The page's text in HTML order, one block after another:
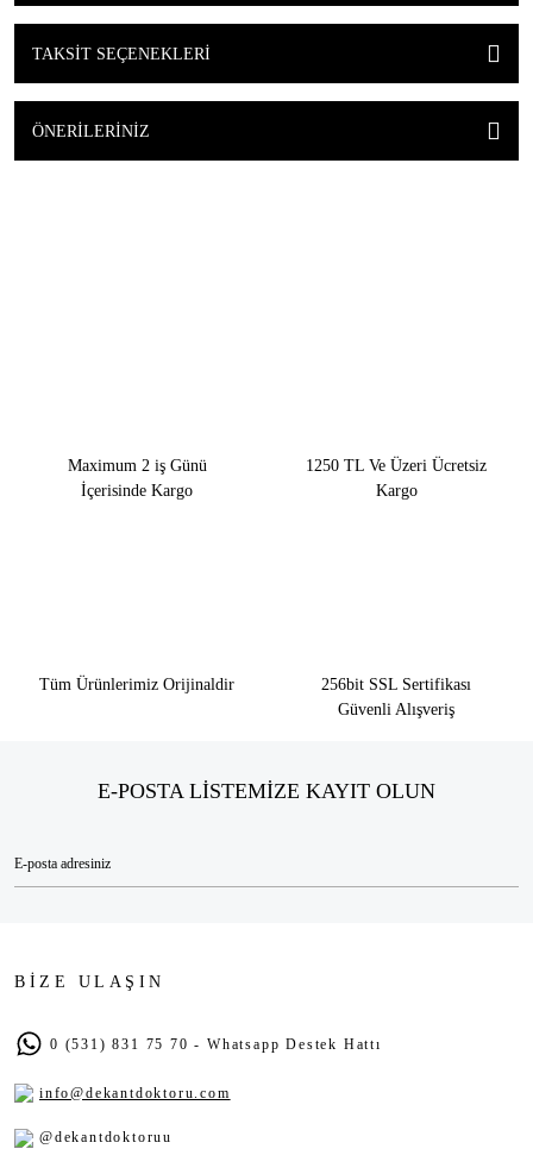
TAKSIT SEÇENEKLERI
ÖNERILERINIZ
Maximum 2 iş Günü
İçerisinde Kargo
1250 TL Ve Üzeri Ücretsiz
Kargo
Tüm Ürünlerimiz Orijinaldir
256bit SSL Sertifikası
Güvenli Alışveriş
E-POSTA LİSTEMİZE KAYIT OLUN
BİZE ULAŞIN
0 (531) 831 75 70 - Whatsapp Destek Hattı
info@dekantdoktoru.com
@dekantdoktoruu